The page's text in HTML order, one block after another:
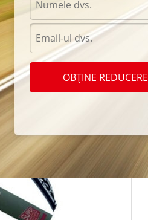
OBȚINE REDUCERE